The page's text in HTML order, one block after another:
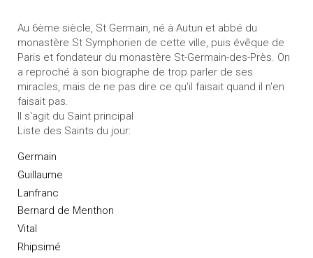
Au 6ème siècle, St Germain, né à Autun et abbé du
monastère St Symphorien de cette ville, puis évêque de
Paris et fondateur du monastère St-Germain-des-Près. On
a reproché à son biographe de trop parler de ses
miracles, mais de ne pas dire ce qu'il faisait quand il n'en
faisait pas.
Il s'agit du Saint principal
Liste des Saints du jour:
Germain
Guillaume
Lanfranc
Bernard de Menthon
Vital
Rhipsimé